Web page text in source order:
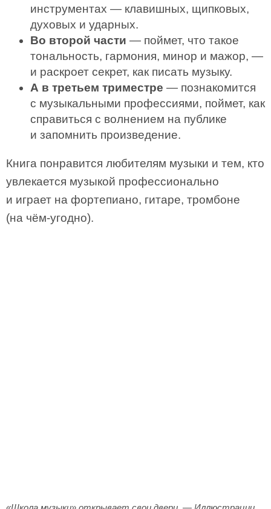
инструментах — клавишных, щипковых,
духовых и ударных.
Во второй части — поймет, что такое
тональность, гармония, минор и мажор, —
и раскроет секрет, как писать музыку.
А в третьем триместре — познакомится
с музыкальными профессиями, поймет, как
справиться с волнением на публике
и запомнить произведение.
Книга понравится любителям музыки и тем, кто
увлекается музыкой профессионально
и играет на фортепиано, гитаре, тромбоне
(на чём-угодно).